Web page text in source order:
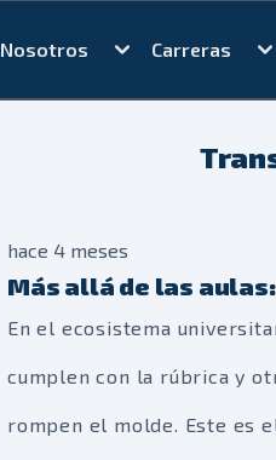
Nosotros Carreras
hace 4 meses
Más allá de las
En el ecosistema
cumplen con la rúbrica y
rompen el molde. Este es